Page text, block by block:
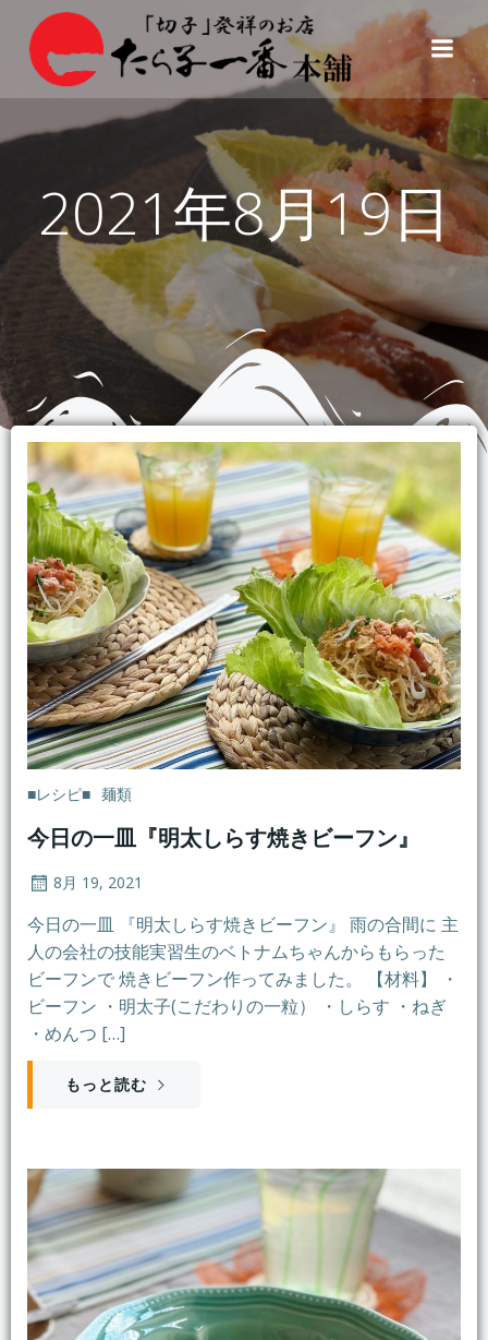
コ
ン
テ
ン
へ
ス
キ
ッ
プ
2021年8月19日
■レシピ■ 麺類
今日の一皿『明太しらす焼きビーフン』
8月 19, 2021
今日の一皿 『明太しらす焼きビーフン』 雨の合間に 主
人の会社の技能実習生のベトナムちゃんからもらった
ビーフンで 焼きビーフン作ってみました。 【材料】 ・
ビーフン ・明太子(こだわりの一粒） ・しらす ・ねぎ
・めんつ […]
もっと読む